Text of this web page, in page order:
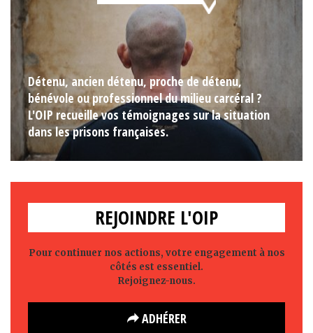
Détenu, ancien détenu, proche de détenu,
bénévole ou professionnel du milieu carcéral ?
L'OIP recueille vos témoignages sur la situation
dans les prisons françaises.
REJOINDRE L'OIP
Pour continuer nos actions, votre engagement à nos
côtés est essentiel.
Rejoignez-nous.
ADHÉRER